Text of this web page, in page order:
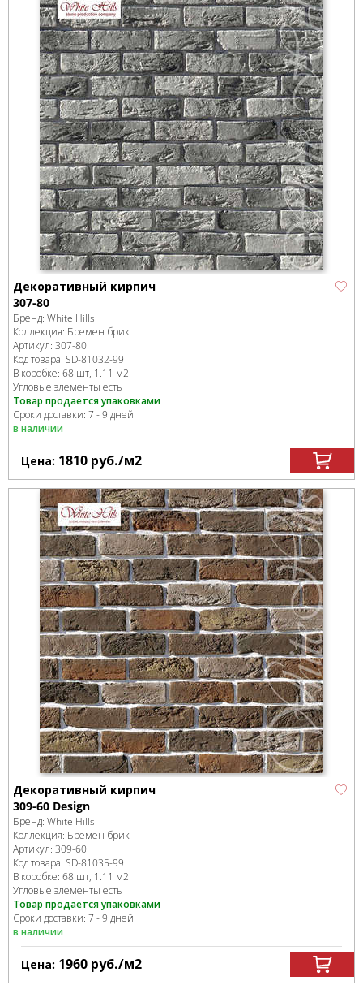
Декоративный кирпич
307-80
Бренд: White Hills
Коллекция: Бремен брик
Артикул: 307-80
Код товара: SD-81032-99
В коробке: 68 шт, 1.11 м2
Угловые элементы есть
Товар продается упаковками
Сроки доставки: 7 - 9 дней
в наличии
Цена: 1810 руб./м2
Декоративный кирпич
309-60 Design
Бренд: White Hills
Коллекция: Бремен брик
Артикул: 309-60
Код товара: SD-81035-99
В коробке: 68 шт, 1.11 м2
Угловые элементы есть
Товар продается упаковками
Сроки доставки: 7 - 9 дней
в наличии
Цена: 1960 руб./м2